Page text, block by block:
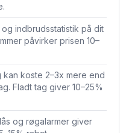
og indbrudsstatistik på dit
påvirker prisen 10–
kan koste 2–3x mere end
Fladt tag giver 10–25%
og røgalarmer giver